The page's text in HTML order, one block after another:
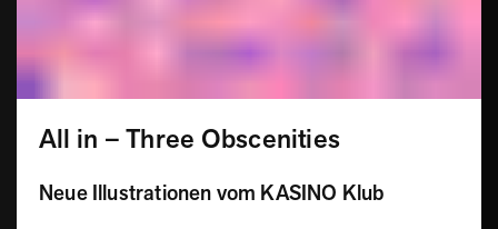
All in – Three Obscenities
Neue Illustrationen vom KASINO Klub